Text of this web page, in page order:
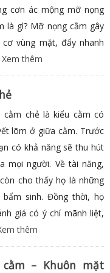
cơn ác mộng mỡ nọng
là gì? Mỡ nọng cằm gây
vùng mặt, đẩy nhanh
Xem thêm
cằm chẻ là kiểu cằm có
lõm ở giữa cằm. Trước
có khả năng sẽ thu hút
mọi người. Về tài năng,
cho thấy họ là những
sinh. Đồng thời, họ
giá có ý chí mãnh liệt,
thêm
– Khuôn mặt